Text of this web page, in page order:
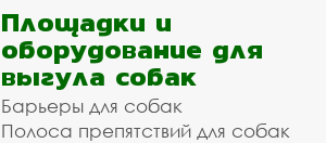
Площадки и
оборудование для
выгула собак
Барьеры для собак
Полоса препятствий для собак